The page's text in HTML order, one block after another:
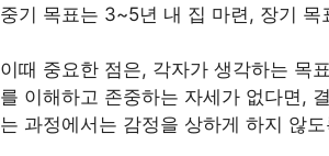
중기 목표는 3~5년 내 집 마련, 장기
이때 중요한 점은, 각자가 생각하는 목
를 이해하고 존중하는 자세가 없다면,
는 과정에서는 감정을 상하게 하지 않